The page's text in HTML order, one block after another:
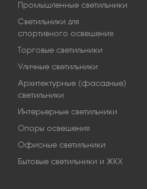
Промышленные светильники
Светильники для
спортивного освещения
Торговые светильники
Уличные светильники
Архитектурные (фасадные)
светильники
Интерьерные светильники
Опоры освещения
Офисные светильники
Бытовые светильники и ЖКХ